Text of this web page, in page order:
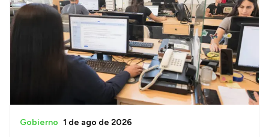
Gobierno 1 de ago de 2026